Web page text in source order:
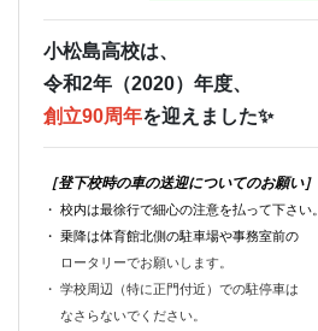
小松島高校は、
令和2年（2020）年度、
創立90周年を迎えました✨
［登下校時の車の送迎についてのお願い］
・ 校内は最徐行で細心の注意を払って下さい。
・ 乗降は体育館北側の駐車場や事務室前の
ロータリーでお願いします。
・ 学校周辺（特に正門付近）での駐停車は
なさらないでください。